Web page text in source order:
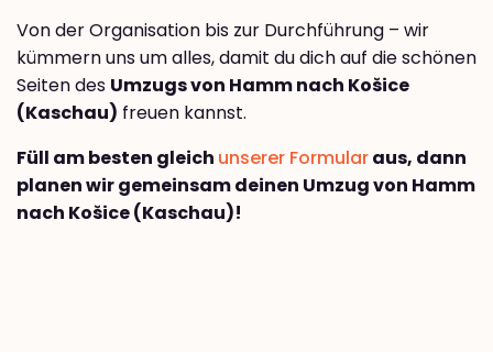
Von der Organisation bis zur Durchführung – wir
kümmern uns um alles, damit du dich auf die schönen
Seiten des Umzugs von Hamm nach Košice
(Kaschau) freuen kannst.
Füll am besten gleich unserer Formularaus, dann
planen wir gemeinsam deinen Umzug von Hamm
nach Košice (Kaschau)!